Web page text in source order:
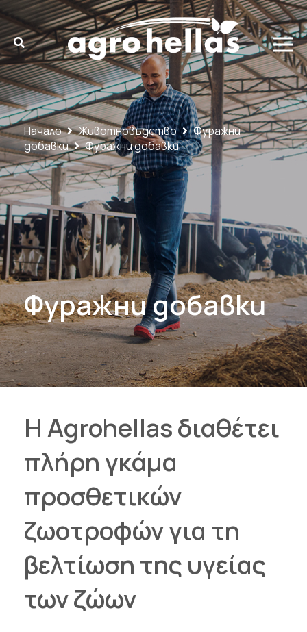
Начало Животновъдство
Фуражни
добавки
Фуражни добавки
Фуражни добавки
Η Agrohellas διαθέτει
πλήρη γκάμα
προσθετικών
ζωοτροφών για τη
βελτίωση της υγείας
των ζώων